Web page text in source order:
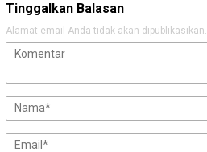
Tinggalkan Balasan
Alamat email Anda tidak akan dipublikasikan.